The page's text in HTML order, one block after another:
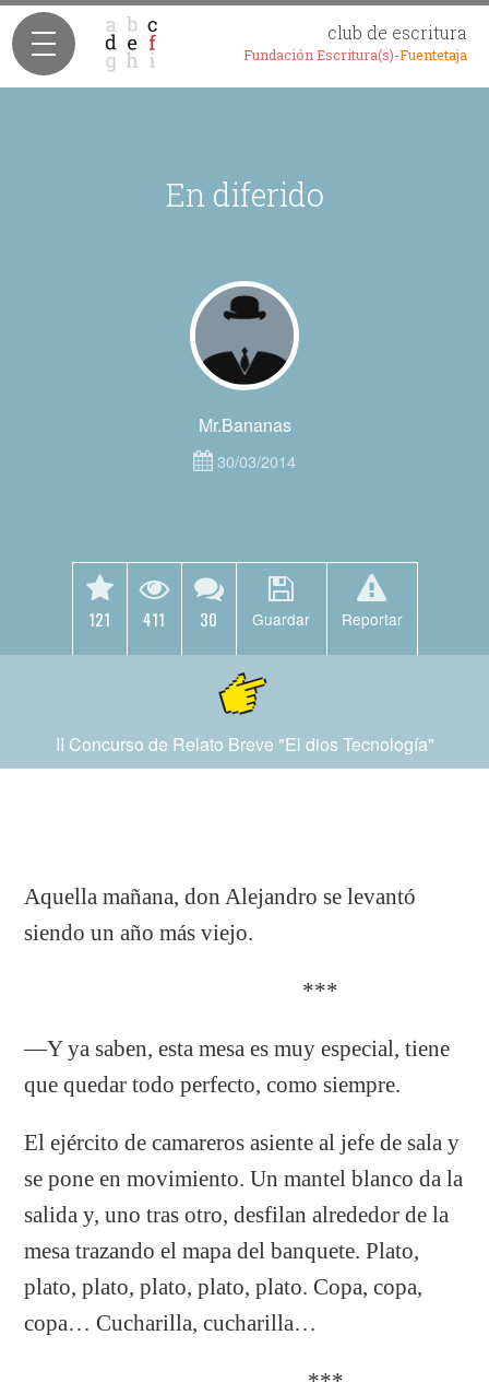
club de escritura
Fundación Escritura(s)-Fuentetaja
En diferido
Mr.Bananas
30/03/2014
121 411 30 Guardar Reportar
II Concurso de Relato Breve "El dios Tecnología"
Aquella mañana, don Alejandro se levantó
siendo un año más viejo.
***
—Y ya saben, esta mesa es muy especial, tiene
que quedar todo perfecto, como siempre.
El ejército de camareros asiente al jefe de sala y
se pone en movimiento. Un mantel blanco da la
salida y, uno tras otro, desfilan alrededor de la
mesa trazando el mapa del banquete. Plato,
plato, plato, plato, plato, plato. Copa, copa,
copa… Cucharilla, cucharilla…
***